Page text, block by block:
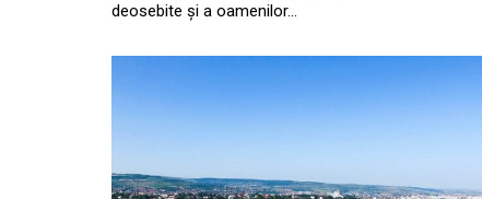
deosebite și a oamenilor…